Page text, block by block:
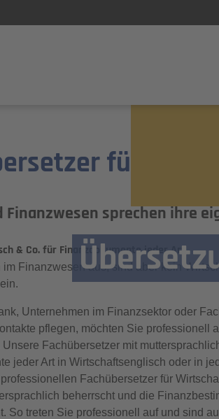
für
Finanzwesen sprechen ihre
& Co. für Finanzdokumente jeder Art
Finanzwesen aus, sind aber kein
Unternehmen im Finanzsektor oder
pflegen, möchten Sie professionell
Fachübersetzer mit
jeder Art in Wirtschaftsenglisch oder in
Fachübersetzer für
beherrscht und die
So treten Sie professionell auf und sind